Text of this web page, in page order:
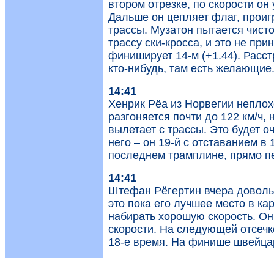
втором отрезке, по скорости
Дальше он цепляет флаг,
трассы. Музатон пытается
трассу ски-кросса, и это не
финиширует 14-м (+1.44).
кто-нибудь, там есть желающие.
14:41
Хенрик Рёа из Норвегии
разгоняется почти до 122 км/
вылетает с трассы. Это будет
него – он 19-й с отставанием
последнем трамплине, прямо
14:41
Штефан Рёгертин вчера
это пока его лучшее место в
набирать хорошую скорость.
скорости. На следующей
18-е время. На финише